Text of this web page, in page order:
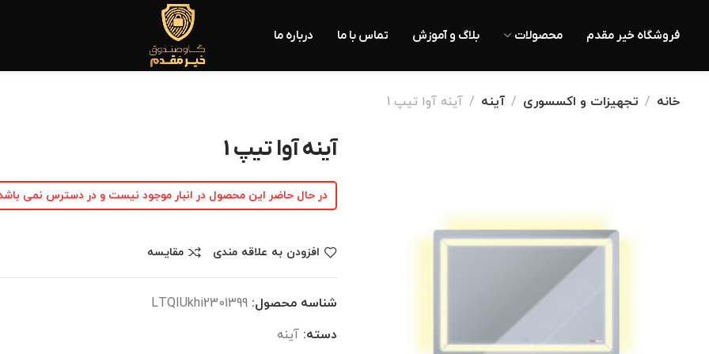
فروشگاه خیر مقدم محصولات بلاگ و آموزش تماس با ما درباره ما
خانه تجهیزات و اکسسوری آینه آینه آوا تیپ 1
آینه آوا تیپ 1
در حال حاضر این محصول در انبار موجود نیست و در دسترس نمی
افزودن به علاقه مندی مقایسه
شناسه محصول:LTQIUkhi2301399
دسته:آینه